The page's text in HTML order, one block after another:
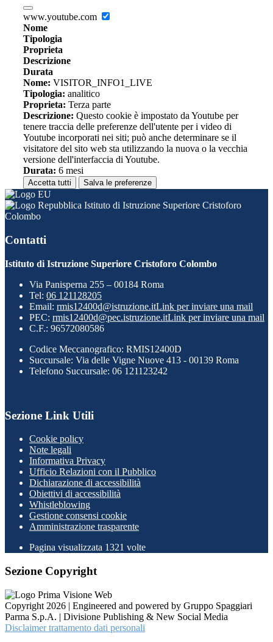
www.youtube.com
Nome
Tipologia
Proprieta
Descrizione
Durata
Nome: VISITOR_INFO1_LIVE
Tipologia: analitico
Proprieta: Terza parte
Descrizione: Questo cookie è impostato da Youtube per
tenere traccia delle preferenze dell'utente per i video di
Youtube incorporati nei siti; può anche determinare se il
visitatore del sito web sta utilizzando la nuova o la vecchia
versione dell'interfaccia di Youtube.
Durata: 6 mesi
Accetta tutti Salva le preferenze
Istituto di Istruzione Superiore Cristoforo
Colombo
Contatti
Istituto di Istruzione Superiore Cristoforo Colombo
Via Panisperna 255 – 00184 Roma
Tel: 06 121128205
Email: rmis12400d@istruzione.itLink per inviare una mail
PEC: rmis12400d@pec.istruzione.itLink per inviare una mail
C.F.: 96572080586
Codice Meccanografico: RMIS12400D
Succursale: Via delle Vigne Nuove 413 - 00139 Roma
Telefono Succursale: 06 121123242
Sezione Link Utili
Cookie policy
Note legali
Informativa Privacy
Ufficio Relazioni con il Pubblico
Dichiarazione di accessibilità
Obiettivi di accessibilità
Whistleblowing
Gestione consensi cookie
Amministrazione trasparente
Pagina visualizzata 1321 volte
Sezione Copyright
Copyright 2026 | Engineered and powered by Gruppo Spaggiari
Parma S.p.A. | Divisione Publishing & New Social Media
Disclaimer trattamento dati personali